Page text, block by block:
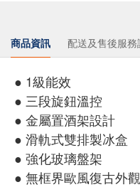
商品資訊 配送及售後服務
● 1級能效
● 三段旋鈕溫控
● 金屬置酒架設計
● 滑軌式雙排製冰盒
● 強化玻璃盤架
● 無框界歐風復古外觀